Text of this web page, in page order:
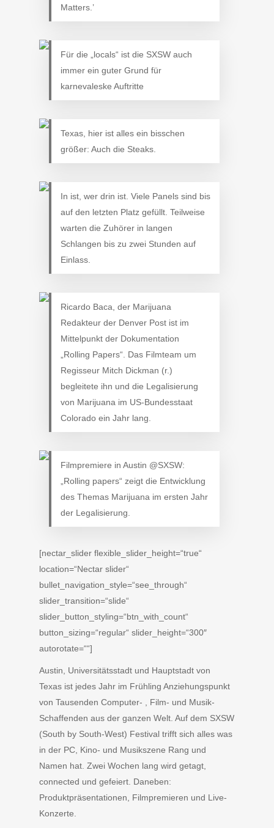
Matters.’
Für die „locals“ ist die SXSW auch
immer ein guter Grund für
karnevaleske Auftritte
Texas, hier ist alles ein bisschen
größer: Auch die Steaks.
In ist, wer drin ist. Viele Panels sind bis
auf den letzten Platz gefüllt. Teilweise
warten die Zuhörer in langen
Schlangen bis zu zwei Stunden auf
Einlass.
Ricardo Baca, der Marijuana
Redakteur der Denver Post ist im
Mittelpunkt der Dokumentation
„Rolling Papers“. Das Filmteam um
Regisseur Mitch Dickman (r.)
begleitete ihn und die Legalisierung
von Marijuana im US-Bundesstaat
Colorado ein Jahr lang.
Filmpremiere in Austin @SXSW:
„Rolling papers“ zeigt die Entwicklung
des Themas Marijuana im ersten Jahr
der Legalisierung.
[nectar_slider flexible_slider_height=“true“
location=“Nectar slider“
bullet_navigation_style=“see_through“
slider_transition=“slide“
slider_button_styling=“btn_with_count“
button_sizing=“regular“ slider_height=“300″
autorotate=““]
Austin, Universitätsstadt und Hauptstadt von
Texas ist jedes Jahr im Frühling Anziehungspunkt
von Tausenden Computer- , Film- und Musik-
Schaffenden aus der ganzen Welt. Auf dem SXSW
(South by South-West) Festival trifft sich alles was
in der PC, Kino- und Musikszene Rang und
Namen hat. Zwei Wochen lang wird getagt,
connected und gefeiert. Daneben:
Produktpräsentationen, Filmpremieren und Live-
Konzerte.